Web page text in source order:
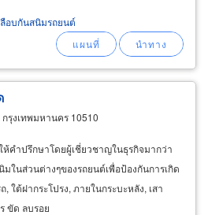
อบกันสนิมรถยนต์
รุงเทพมหานคร 10510
คำปรึกษาโดยผู้เชี่ยวชาญในธุรกิจมากว่า
ในส่วนต่างๆของรถยนต์เพื่อป้องกันการเกิด
ใต้ฝากระโปรง, ภายในกระบะหลัง, เสา
ขัด ลบรอย